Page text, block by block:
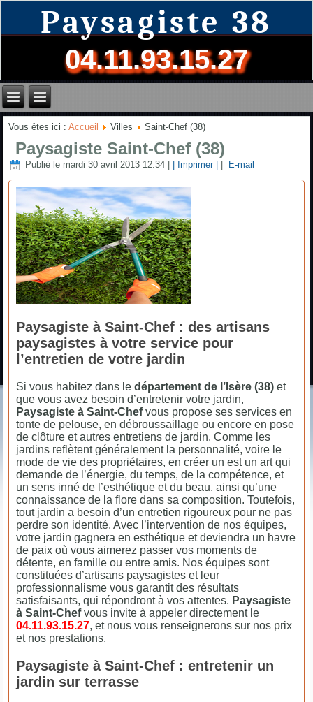
Paysagiste 38
04.11.93.15.27
Vous êtes ici :Accueil Villes Saint-Chef (38)
Paysagiste Saint-Chef (38)
Publié le mardi 30 avril 2013 12:34 | Imprimer | E-mail
Paysagiste à Saint-Chef : des artisans
paysagistes à votre service pour
l’entretien de votre jardin
Si vous habitez dans ledépartement de l’Isère (38) et
que vous avez besoin d’entretenir votre jardin,
Paysagiste à Saint-Chefvous propose ses services en
tonte de pelouse, en débroussaillage ou encore en pose
de clôture et autres entretiens de jardin. Comme les
jardins reflètent généralement la personnalité, voire le
mode de vie des propriétaires, en créer un est un art qui
demande de l’énergie, du temps, de la compétence, et
un sens inné de l’esthétique et du beau, ainsi qu’une
connaissance de la flore dans sa composition. Toutefois,
tout jardin a besoin d’un entretien rigoureux pour ne pas
perdre son identité. Avec l’intervention de nos équipes,
votre jardin gagnera en esthétique et deviendra un havre
de paix où vous aimerez passer vos moments de
détente, en famille ou entre amis. Nos équipes sont
constituées d’artisans paysagistes et leur
professionnalisme vous garantit des résultats
satisfaisants, qui répondront à vos attentes. Paysagiste
à Saint-Chefvous invite à appeler directement le
04.11.93.15.27, et nous vous renseignerons sur nos prix
et nos prestations.
Paysagiste à Saint-Chef : entretenir un
jardin sur terrasse